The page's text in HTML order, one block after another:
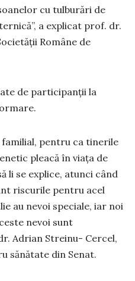
cu tulburări de
a explicat prof. dr.
Române de
de participanții la
familial, pentru ca tinerile
pleacă în viața de
li se explice, atunci când
riscurile pentru acel
au nevoi speciale, iar noi
nevoi sunt
Adrian Streinu- Cercel,
sănătate din Senat.